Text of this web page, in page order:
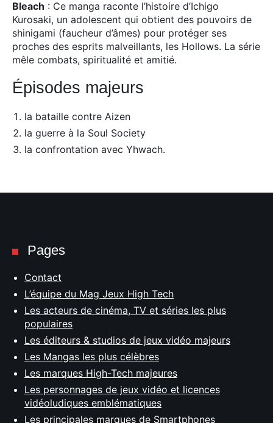
Bleach : Ce manga raconte l’histoire d’Ichigo
Kurosaki, un adolescent qui obtient des pouvoirs de
shinigami (faucheur d’âmes) pour protéger ses
proches des esprits malveillants, les Hollows. La série
mêle combats, spiritualité et amitié.
Épisodes majeurs
la bataille contre Aizen
la guerre à la Soul Society
la confrontation avec Yhwach.
Pages
Contact
L’équipe du Mag Jeux High Tech
Les acteurs de cinéma, TV et séries les plus
populaires
Les éditeurs & studios de jeux vidéo majeurs
Les Mangas les plus célèbres
Les marques High-Tech majeures
Les personnages de jeux vidéo et licences
vidéoludiques emblématiques
Les principales marques de Smartphones